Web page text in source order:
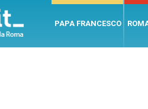
PAPA FRANCESCO